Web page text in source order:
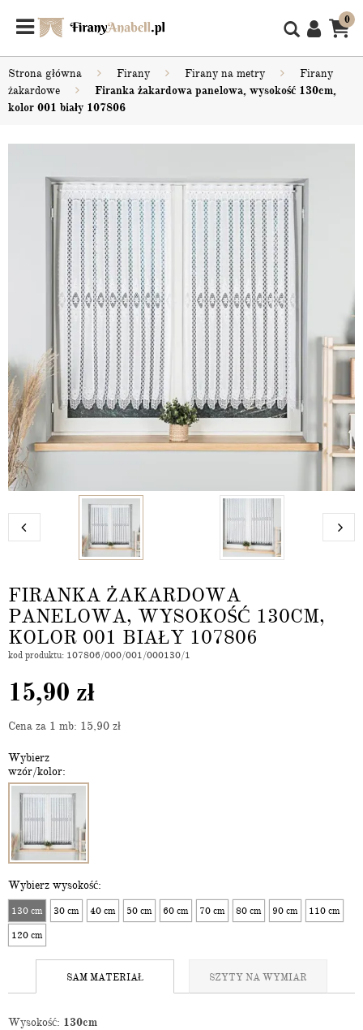
0
Strona główna Firany Firany na metry
Firany
żakardowe
Firanka żakardowa panelowa, wysokość 130cm,
kolor 001 biały 107806
FIRANKA ŻAKARDOWA
PANELOWA, WYSOKOŚĆ 130CM,
KOLOR 001 BIAŁY 107806
kod produktu: 107806/000/001/000130/1
15,90 zł
Cena za 1 mb: 15,90 zł
Wybierz
wzór/kolor:
Wybierz wysokość:
130 cm 30 cm 40 cm 50 cm 60 cm 70 cm 80 cm 90 cm 110 cm
120 cm
SAM MATERIAŁ SZYTY NA WYMIAR
Wysokość: 130cm